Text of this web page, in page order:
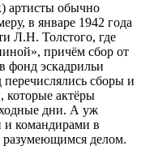
артисты обычно
в январе 1942 года
Л.Н. Толстого, где
причём сбор от
фонд эскадрильи
сборы и
которые актёры
дни. А уж
и командирами в
разумеющимся делом.